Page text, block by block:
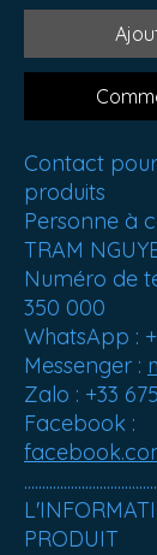
Contact
produits
Personne à
TRAM
Numéro de
350 000
WhatsApp :
Messenger :
Zalo : +33
Facebook :
PRODUIT